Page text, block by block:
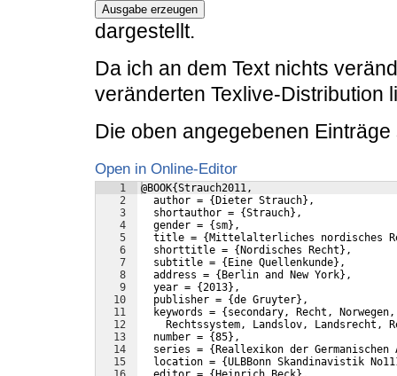
Ausgabe erzeugen
dargestellt.
Da ich an dem Text nichts
veränderten Texlive-Distribution
Die oben angegebenen
Open in Online-Editor
1
2
3
4
5
6
7
8
9
10
11
12
13
14
15
@BOOK{Strauch2011,
  author = {Dieter Strauch},
  shortauthor = {Strauch},
  gender = {sm},
title = {Mittelalterliches nordisches
  shorttitle = {Nordisches Recht},
  subtitle = {Eine Quellenkunde},
  address = {Berlin and New York},
  year = {2013},
  publisher = {de Gruyter},
keywords = {secondary, Recht,
Rechtssystem, Landslov, Landsrecht,
  number = {85},
series = {Reallexikon der Germanischen
location = {ULBBonn Skandinavistik